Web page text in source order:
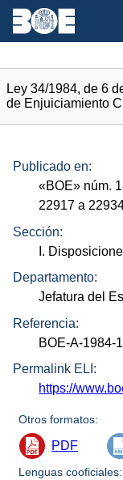
Ley 34/1984, de 6
de Enjuiciamiento
Publicado en:
«BOE» núm.
22917 a
Sección:
I.
Departamento:
Jefatura del
Referencia:
BOE-A-1984-
Permalink ELI:
https://
Otros formatos:
PDF
Lenguas cooficiales: